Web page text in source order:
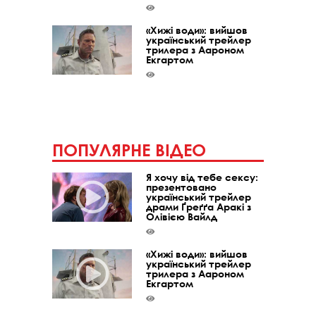
«Хижі води»: вийшов
український трейлер
трилера з Аароном
Екгартом
ПОПУЛЯРНЕ ВІДЕО
Я хочу від тебе сексу:
презентовано
український трейлер
драми Ґреґґа Аракі з
Олівією Вайлд
«Хижі води»: вийшов
український трейлер
трилера з Аароном
Екгартом